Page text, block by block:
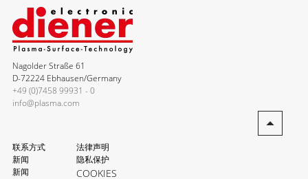
Nagolder Straße 61
D-72224 Ebhausen/Germany
+49 (0)7458 99931 - 0
info@plasma.com
联系方式
新闻
新闻
法律声明
隐私保护
COOKIES